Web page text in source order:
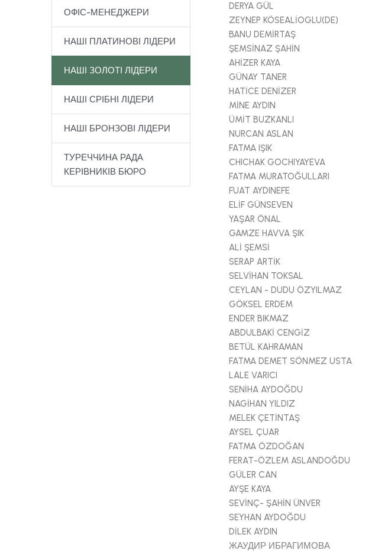
ОФІС-МЕНЕДЖЕРИ
НАШІ ПЛАТИНОВІ ЛІДЕРИ
НАШІ ЗОЛОТІ ЛІДЕРИ
НАШІ СРІБНІ ЛІДЕРИ
НАШІ БРОНЗОВІ ЛІДЕРИ
ТУРЕЧЧИНА РАДА
КЕРІВНИКІВ БЮРО
DERYA GÜL
ZEYNEP KÖSEALİOGLU(DE)
BANU DEMİRTAŞ
ŞEMSİNAZ ŞAHİN
AHİZER KAYA
GÜNAY TANER
HATİCE DENİZER
MİNE AYDIN
ÜMİT BUZKANLI
NURCAN ASLAN
FATMA IŞIK
CHICHAK GOCHIYAYEVA
FATMA MURATOĞULLARI
FUAT AYDINEFE
ELİF GÜNSEVEN
YAŞAR ÖNAL
GAMZE HAVVA ŞIK
ALİ ŞEMSİ
SERAP ARTİK
SELVİHAN TOKSAL
CEYLAN - DUDU ÖZYILMAZ
GÖKSEL ERDEM
ENDER BIKMAZ
ABDULBAKİ CENGİZ
BETÜL KAHRAMAN
FATMA DEMET SÖNMEZ USTA
LALE VARICI
SENİHA AYDOĞDU
NAGİHAN YILDIZ
MELEK ÇETİNTAŞ
AYSEL ÇUAR
FATMA ÖZDOĞAN
FERAT-ÖZLEM ASLANDOĞDU
GÜLER CAN
AYŞE KAYA
SEVİNÇ- ŞAHİN ÜNVER
SEYHAN AYDOĞDU
DİLEK AYDIN
ЖАУДИР ИБРАГИМОВА